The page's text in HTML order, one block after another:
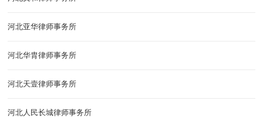
河北亚华律师事务所
河北华胄律师事务所
河北天壹律师事务所
河北人民长城律师事务所